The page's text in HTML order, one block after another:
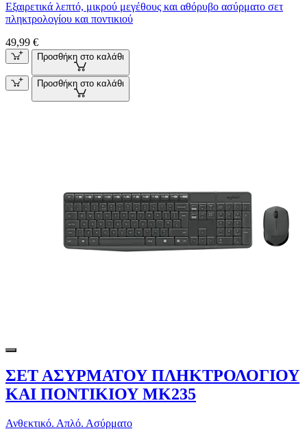
Εξαιρετικά λεπτό, μικρού μεγέθους και αθόρυβο ασύρματο σετ
πληκτρολογίου και ποντικιού
49,99 €
Προσθήκη στο καλάθι
Προσθήκη στο καλάθι
ΣΕΤ ΑΣΥΡΜΑΤΟΥ ΠΛΗΚΤΡΟΛΟΓΙΟΥ
ΚΑΙ ΠΟΝΤΙΚΙΟΥ MK235
Ανθεκτικό. Απλό. Ασύρματο